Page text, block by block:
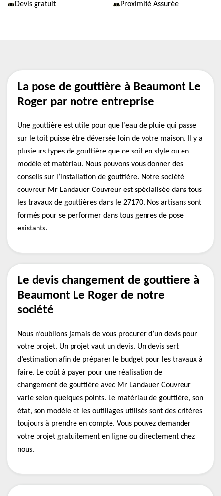
Devis gratuit Proximité Assurée
La pose de gouttière à Beaumont Le
Roger par notre entreprise
Une gouttière est utile pour que l’eau de pluie qui passe
sur le toit puisse être déversée loin de votre maison. Il y a
plusieurs types de gouttière que ce soit en style ou en
modèle et matériau. Nous pouvons vous donner des
conseils sur l’installation de gouttière. Notre société
couvreur Mr Landauer Couvreur est spécialisée dans tous
les travaux de gouttières dans le 27170. Nos artisans sont
formés pour se performer dans tous genres de pose
existants.
Le devis changement de gouttiere à
Beaumont Le Roger de notre
société
Nous n’oublions jamais de vous procurer d’un devis pour
votre projet. Un projet vaut un devis. Un devis sert
d’estimation afin de préparer le budget pour les travaux à
faire. Le coût à payer pour une réalisation de
changement de gouttière avec Mr Landauer Couvreur
varie selon quelques points. Le matériau de gouttière, son
état, son modèle et les outillages utilisés sont des critères
toujours à prendre en compte. Vous pouvez demander
votre projet gratuitement en ligne ou directement chez
nous.